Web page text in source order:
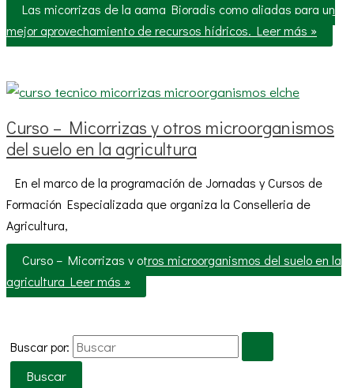
Las micorrizas de la gama Bioradis como aliadas para un
mejor aprovechamiento de recursos hídricos. Leer más »
Curso – Micorrizas y otros microorganismos
del suelo en la agricultura
En el marco de la programación de Jornadas y Cursos de
Formación Especializada que organiza la Conselleria de
Agricultura,
Curso – Micorrizas y otros microorganismos del suelo en la
agricultura Leer más »
Buscar por: